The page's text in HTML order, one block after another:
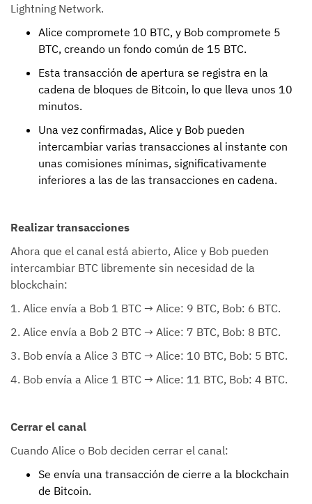
Lightning Network.
Alice compromete 10 BTC, y Bob compromete 5
BTC, creando un fondo común de 15 BTC.
Esta transacción de apertura se registra en la
cadena de bloques de Bitcoin, lo que lleva unos 10
minutos.
Una vez confirmadas, Alice y Bob pueden
intercambiar varias transacciones al instante con
unas comisiones mínimas, significativamente
inferiores a las de las transacciones en cadena.
Realizar transacciones
Ahora que el canal está abierto, Alice y Bob pueden
intercambiar BTC libremente sin necesidad de la
blockchain:
1. Alice envía a Bob 1 BTC → Alice: 9 BTC, Bob: 6 BTC.
2. Alice envía a Bob 2 BTC → Alice: 7 BTC, Bob: 8 BTC.
3. Bob envía a Alice 3 BTC → Alice: 10 BTC, Bob: 5 BTC.
4. Bob envía a Alice 1 BTC → Alice: 11 BTC, Bob: 4 BTC.
Cerrar el canal
Cuando Alice o Bob deciden cerrar el canal:
Se envía una transacción de cierre a la blockchain
de Bitcoin.